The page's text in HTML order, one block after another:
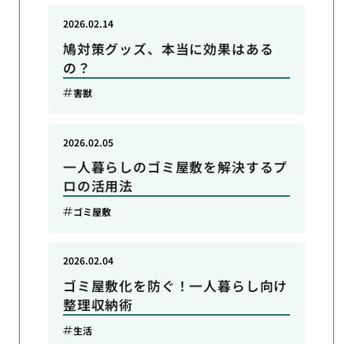
鳩対策グッズ、本当に効果はある
の？
2026.02.14
害獣
一人暮らしのゴミ屋敷を解決するプ
ロの活用法
2026.02.05
ゴミ屋敷
ゴミ屋敷化を防ぐ！一人暮らし向け
整理収納術
2026.02.04
生活